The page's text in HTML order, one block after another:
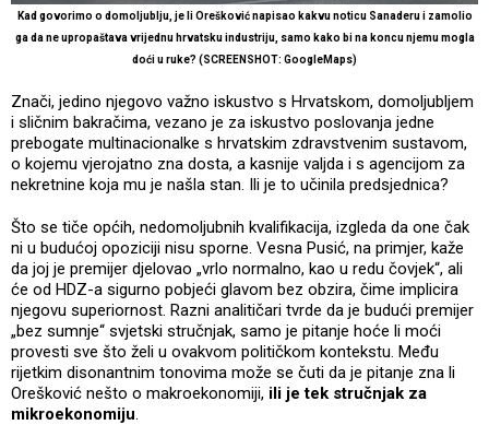
Kad govorimo o domoljublju, je li Orešković napisao kakvu noticu Sanaderu i zamolio
ga da ne upropaštava vrijednu hrvatsku industriju, samo kako bi na koncu njemu mogla
doći u ruke? (SCREENSHOT: GoogleMaps)
Znači, jedino njegovo važno iskustvo s Hrvatskom, domoljubljem
i sličnim bakračima, vezano je za iskustvo poslovanja jedne
prebogate multinacionalke s hrvatskim zdravstvenim sustavom,
o kojemu vjerojatno zna dosta, a kasnije valjda i s agencijom za
nekretnine koja mu je našla stan. Ili je to učinila predsjednica?
Što se tiče općih, nedomoljubnih kvalifikacija, izgleda da one čak
ni u budućoj opoziciji nisu sporne. Vesna Pusić, na primjer, kaže
da joj je premijer djelovao „vrlo normalno, kao u redu čovjek“, ali
će od HDZ-a sigurno pobjeći glavom bez obzira, čime implicira
njegovu superiornost. Razni analitičari tvrde da je budući premijer
„bez sumnje“ svjetski stručnjak, samo je pitanje hoće li moći
provesti sve što želi u ovakvom političkom kontekstu. Među
rijetkim disonantnim tonovima može se čuti da je pitanje zna li
Orešković nešto o makroekonomiji, ili je tek stručnjak za
mikroekonomiju.